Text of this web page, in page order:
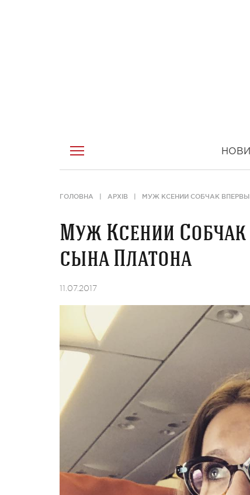
ГОЛОВНА АРХІВ МУЖ КСЕНИИ СОБЧАК
Муж Ксении
сына Платона
11.07.2017